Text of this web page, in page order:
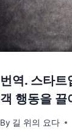
번역. 스타트
객 행동을 끌
By 길 위의 요다